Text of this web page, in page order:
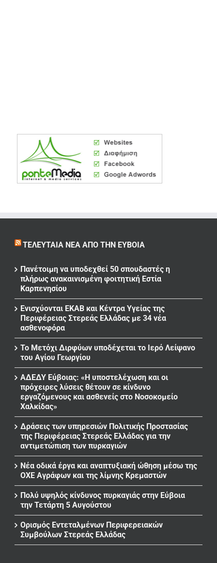
ΤΕΛΕΥΤΑΊΑ ΝΈΑ ΑΠΌ ΤΗΝ ΕΎΒΟΙΑ
Πανέτοιμη να υποδεχθεί 50 σπουδαστές η
πλήρως ανακαινισμένη φοιτητική Εστία
Καρπενησίου
Ενισχύονται ΕΚΑΒ και Κέντρα Υγείας της
Περιφέρειας Στερεάς Ελλάδας με 34 νέα
ασθενοφόρα
Το Μετόχι Διρφύων υποδέχεται το Ιερό Λείψανο
του Αγίου Γεωργίου
ΑΔΕΔΥ Εύβοιας: «Η υποστελέχωση και οι
πρόχειρες λύσεις θέτουν σε κίνδυνο
εργαζόμενους και ασθενείς στο Νοσοκομείο
Χαλκίδας»
Δράσεις των υπηρεσιών Πολιτικής Προστασίας
της Περιφέρειας Στερεάς Ελλάδας για την
αντιμετώπιση των πυρκαγιών
Νέα οδικά έργα και αναπτυξιακή ώθηση μέσω της
ΟΧΕ Αγράφων και της λίμνης Κρεμαστών
Πολύ υψηλός κίνδυνος πυρκαγιάς στην Εύβοια
την Τετάρτη 5 Αυγούστου
Ορισμός Εντεταλμένων Περιφερειακών
Συμβούλων Στερεάς Ελλάδας